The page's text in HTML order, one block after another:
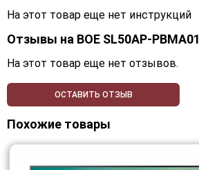
На этот товар еще нет инструкций
Отзывы на BOE SL50AP-PBMA01
На этот товар еще нет отзывов.
ОСТАВИТЬ ОТЗЫВ
Похожие товары